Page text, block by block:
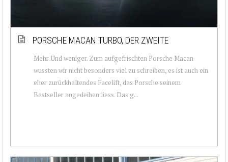
PORSCHE MACAN TURBO, DER ZWEITE
Mehr. Und weniger. Zum aufgefrischten Porsche Macan
wussten wir nicht besonders viel zu schreiben, es ist auch ein
eher zurückhaltendes Facelift, das Porsche seinem
Bestseller angedeihen liess. Das g...